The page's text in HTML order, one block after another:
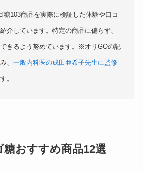
糖103商品を実際に検証した体験や口コ
介しています。特定の商品に偏らず、
きるよう努めています。※オリGOの記
、 一般内科医の成田亜希子先生に監修
。
おすすめ商品12選